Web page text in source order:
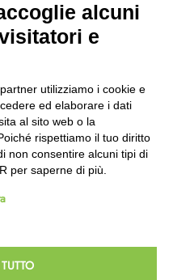
alcuni
e
utilizziamo i cookie e
ed elaborare i dati
al sito web o la
rispettiamo il tuo diritto
non consentire alcuni tipi di
per saperne di più.